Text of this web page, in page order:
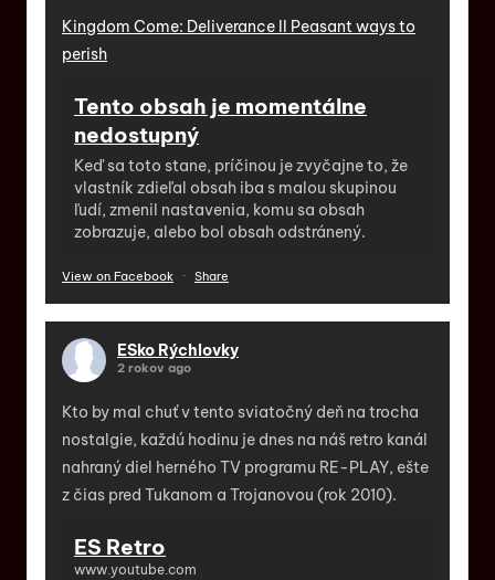
Kingdom Come: Deliverance II Peasant ways to
perish
Tento obsah je momentálne
nedostupný
Keď sa toto stane, príčinou je zvyčajne to, že
vlastník zdieľal obsah iba s malou skupinou
ľudí, zmenil nastavenia, komu sa obsah
zobrazuje, alebo bol obsah odstránený.
View on Facebook · Share
ESko Rýchlovky
2 rokov ago
Kto by mal chuť v tento sviatočný deň na trocha
nostalgie, každú hodinu je dnes na náš retro kanál
nahraný diel herného TV programu RE-PLAY, ešte
z čias pred Tukanom a Trojanovou (rok 2010).
ES Retro
www.youtube.com